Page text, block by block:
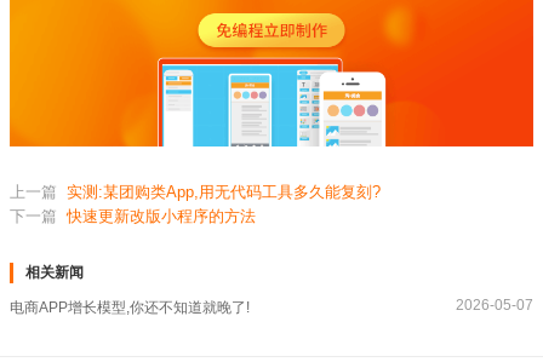
上一篇 实测:某团购类App,用无代码工具多久能复刻?
下一篇 快速更新改版小程序的方法
相关新闻
电商APP增长模型,你还不知道就晚了! 2026-05-07